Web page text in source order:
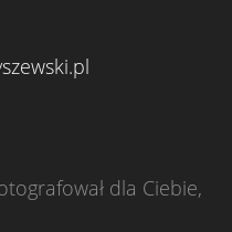
dla Ciebie,